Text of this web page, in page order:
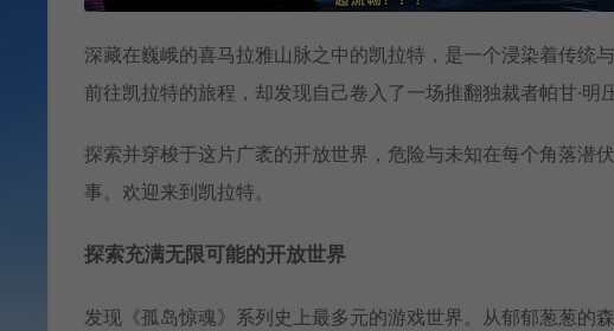
深藏在巍峨的喜马拉雅山脉之中的凯拉特，是一个浸染着传统
前往凯拉特的旅程，却发现自己卷入了一场推翻独裁者帕甘·明
探索并穿梭于这片广袤的开放世界，危险与未知在每个角落潜
事。欢迎来到凯拉特。
探索充满无限可能的开放世界
发现《孤岛惊魂》系列史上最多元的游戏世界。从郁郁葱葱